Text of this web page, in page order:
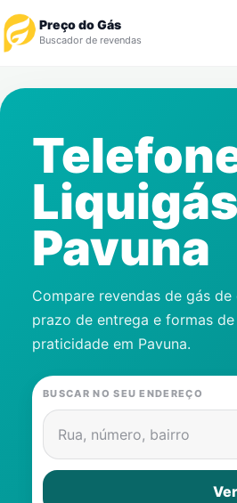
Preço do Gás
Buscador de revendas
Revendedor
Notícias
Cadastre-se
Contatos
Pavuna
Compare revendas de gás
prazo de entrega e formas
praticidade em Pavuna.
BUSCAR NO SEU ENDEREÇO
Rua, número, bairro